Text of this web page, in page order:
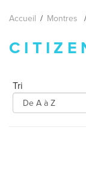
Accueil / Montres /
Tri